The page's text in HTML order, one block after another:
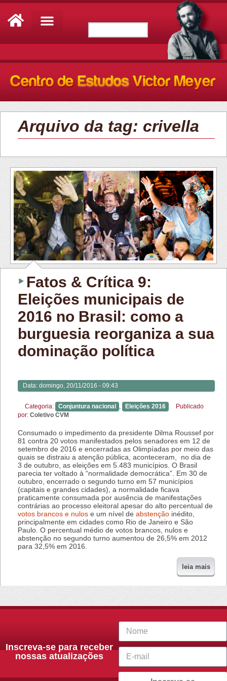
Arquivo da tag: crivella
Fatos & Crítica 9:
Eleições municipais de
2016 no Brasil: como a
burguesia reorganiza a sua
dominação política
Data: domingo, 20/11/2016 - 09:43
Categoria: Conjuntura nacional Eleições 2016
Publicado
por: Coletivo CVM
Consumado o impedimento da presidente Dilma Roussef por
81 contra 20 votos manifestados pelos senadores em 12 de
setembro de 2016 e encerradas as Olimpíadas por meio das
quais se distraiu a atenção pública, aconteceram, no dia de
3 de outubro, as eleições em 5.483 municípios. O Brasil
parecia ter voltado à “normalidade democrática”. Em 30 de
outubro, encerrado o segundo turno em 57 municípios
(capitais e grandes cidades), a normalidade ficava
praticamente consumada por ausência de manifestações
contrárias ao processo eleitoral apesar do alto percentual de
votos brancos e nulos e um nível de abstenção inédito,
principalmente em cidades como Rio de Janeiro e São
Paulo. O percentual médio de votos brancos, nulos e
abstenção no segundo turno aumentou de 26,5% em 2012
para 32,5% em 2016.
leia mais
Inscreva-se para receber
nossas atualizações